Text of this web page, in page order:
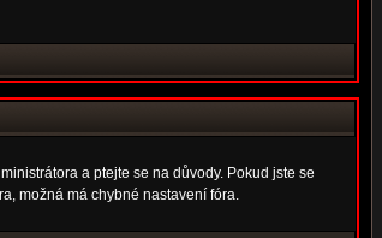
a ptejte se na důvody. Pokud jste se
možná má chybné nastavení fóra.